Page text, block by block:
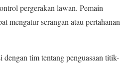
pergerakan lawan. Pemain
mengatur serangan atau pertahanan
tim tentang penguasaan titik-